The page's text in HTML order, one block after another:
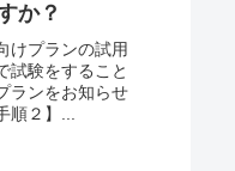
か？
けプランの試用
試験をすること
ランをお知らせ
順２】...